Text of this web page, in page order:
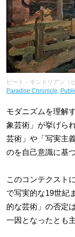
ピート・モンドリアン（
Paradise Chronicle,
モダニズムを理解
象芸術」が挙げら
芸術」や「写実主
のを自己意識に基
このコンテクスト
で写実的な19世紀
的な芸術」の否定
一因となったとも